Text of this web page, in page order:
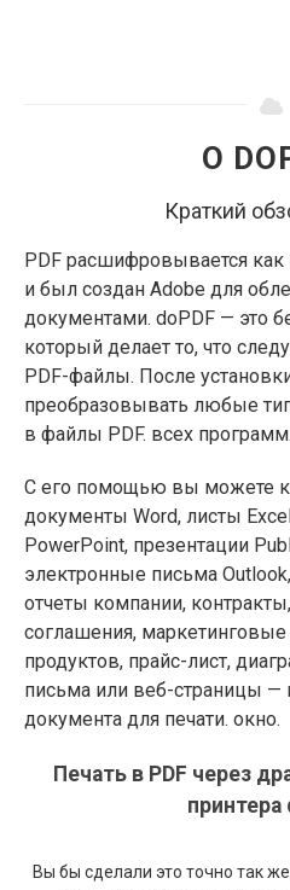
О
Краткий
PDF расшифровывается как
и был создан Adobe для
документами. doPDF — это
который делает то, что
PDF-файлы. После
преобразовывать любые
в файлы PDF. всех программ.
С его помощью вы можете
документы Word, листы
PowerPoint, презентации
электронные письма
отчеты компании,
соглашения,
продуктов, прайс-лист,
письма или веб-страницы —
документа для печати. окно.
Печать в PDF через
принтера
Вы бы сделали это точно так